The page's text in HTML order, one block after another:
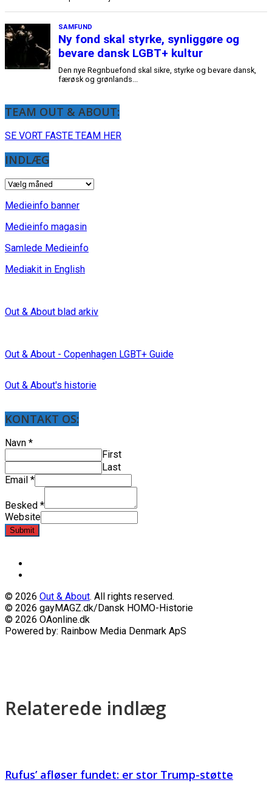
TEAM OUT & ABOUT:
SE VORT FASTE TEAM HER
INDLÆG
INDLÆG
Medieinfo banner
Medieinfo magasin
Samlede Medieinfo
Mediakit in English
Out & About blad arkiv
Out & About - Copenhagen LGBT+ Guide
Out & About's historie
KONTAKT OS:
Navn *
First
Last
Email *
Besked *
Website
Submit
© 2026 Out & About. All rights reserved.
© 2026 gayMAGZ.dk/Dansk HOMO-Historie
© 2026 OAonline.dk
Powered by: Rainbow Media Denmark ApS
Relaterede indlæg
Rufus’ afløser fundet: er stor Trump-støtte